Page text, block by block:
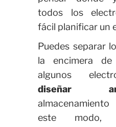
todos los
fácil planificar un
Puedes separar
la encimera
algunos
diseñar
este modo,